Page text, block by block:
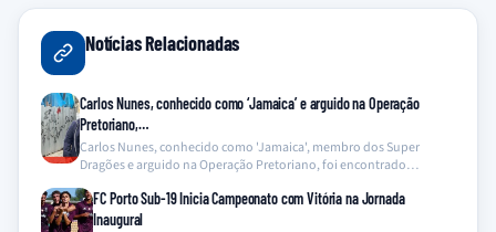
Notícias Relacionadas
Carlos Nunes, conhecido como ‘Jamaica’ e arguido na Operação
Pretoriano,…
Carlos Nunes, conhecido como 'Jamaica', membro dos Super
Dragões e arguido na Operação Pretoriano, foi encontrado…
FC Porto Sub-19 Inicia Campeonato com Vitória na Jornada
Inaugural